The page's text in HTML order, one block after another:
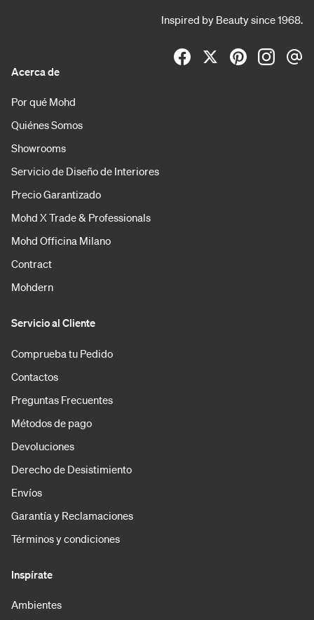
Inspired by Beauty since 1968.
Acerca de
Por qué Mohd
Quiénes Somos
Showrooms
Servicio de Diseño de Interiores
Precio Garantizado
Mohd X Trade & Professionals
Mohd Officina Milano
Contract
Mohdern
Servicio al Cliente
Comprueba tu Pedido
Contactos
Preguntas Frecuentes
Métodos de pago
Devoluciones
Derecho de Desistimiento
Envíos
Garantía y Reclamaciones
Términos y condiciones
Inspírate
Ambientes